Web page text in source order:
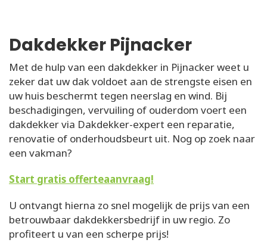
Dakdekker Pijnacker
Met de hulp van een dakdekker in Pijnacker weet u
zeker dat uw dak voldoet aan de strengste eisen en
uw huis beschermt tegen neerslag en wind. Bij
beschadigingen, vervuiling of ouderdom voert een
dakdekker via Dakdekker-expert een reparatie,
renovatie of onderhoudsbeurt uit. Nog op zoek naar
een vakman?
Start gratis offerteaanvraag!
U ontvangt hierna zo snel mogelijk de prijs van een
betrouwbaar dakdekkersbedrijf in uw regio. Zo
profiteert u van een scherpe prijs!